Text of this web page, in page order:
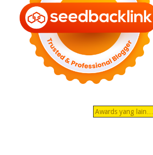
Awards yang lain…